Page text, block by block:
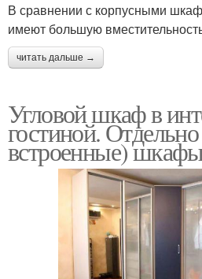
В сравнении с корпусными
имеют большую
читать дальше →
Угловой шкаф в
гостиной.
встроенные)